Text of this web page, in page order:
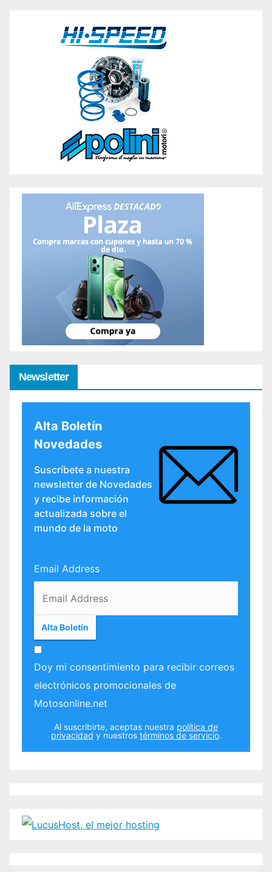
Newsletter
Alta Boletín
Novedades
Suscríbete a nuestra
newsletter de Novedades
y recibe información
actualizada sobre el
mundo de la moto
Email Address
Doy mi consentimiento para recibir correos
electrónicos promocionales de
Motosonline.net
Al suscribirte, aceptas nuestra política de
privacidad y nuestros términos de servicio.